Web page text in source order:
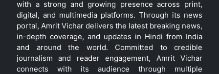
with a strong and growing presence across print,
digital, and multimedia platforms. Through its news
portal, Amrit Vichar delivers the latest breaking news,
in-depth coverage, and updates in Hindi from India
and around the world. Committed to credible
journalism and reader engagement, Amrit Vichar
connects with its audience through multiple